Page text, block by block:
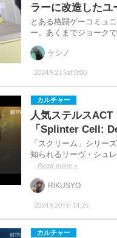
ラーに改造したユ
とある格闘ゲーコミュ
ー。あくまでジョーク
2024.9.21 Sat 0:00
ケシノ
カルチャー
人気ステルス
「Splinter Cell:
「スクリーム」シリー
知られるリーヴ・シュ
Read more »
2024.9.20 Fri 14:25
RIKUSYO
カルチャー